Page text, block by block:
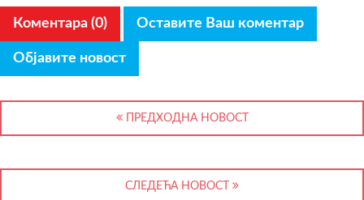
Коментара (0) Оставите Ваш коментар
Објавите новост
ПРЕДХОДНА НОВОСТ
СЛЕДЕЋА НОВОСТ